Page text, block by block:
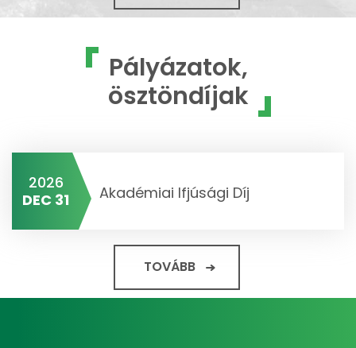
Pályázatok,
ösztöndíjak
2026
DEC 31
Akadémiai Ifjúsági Díj
TOVÁBB